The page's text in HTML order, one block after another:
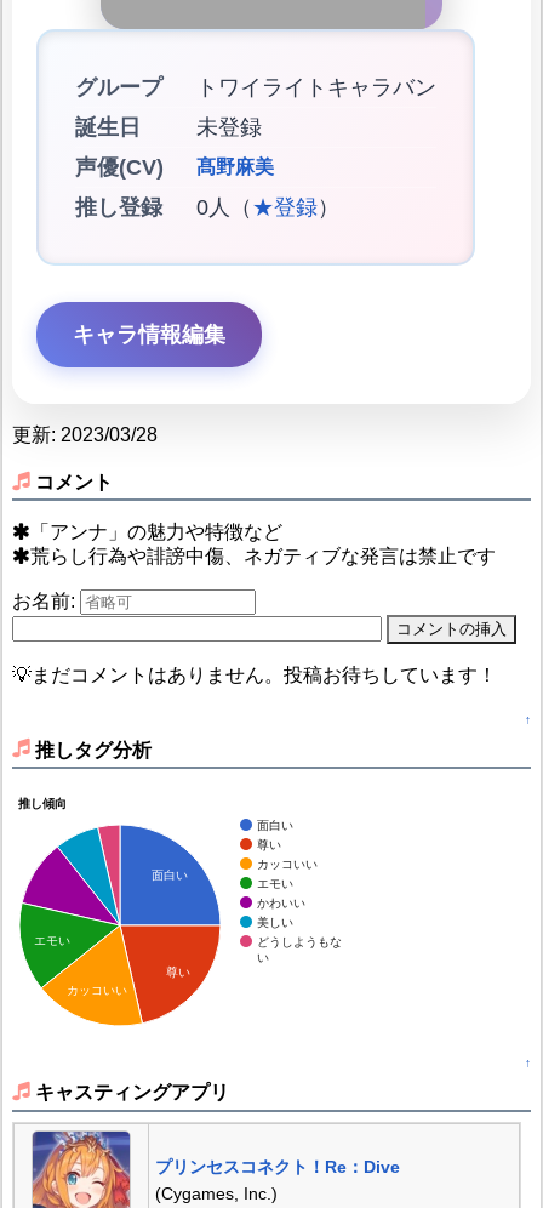
グループ
トワイライトキャラバン
誕生日
未登録
声優(CV)
髙野麻美
推し登録 0人（ ★登録）
キャラ情報編集
更新: 2023/03/28
コメント
「アンナ」の魅力や特徴など
荒らし行為や誹謗中傷、ネガティブな発言は禁止です
お名前:
💡まだコメントはありません。投稿お待ちしています！
↑
推しタグ分析
推し傾向
面白い
尊い
カッコいい
エモい
かわいい
美しい
どうしようもな
い
面白い
尊い
エモい
カッコいい
↑
キャスティングアプリ
プリンセスコネクト！Re：Dive
(Cygames, Inc.)